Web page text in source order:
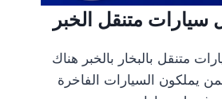
متنقل الخبر
متنقل بالبخار بالخبر هناك
يملكون السيارات الفاخرة